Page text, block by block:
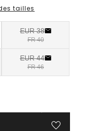
tailles
EUR 38
FR 40
EUR 44
FR 46